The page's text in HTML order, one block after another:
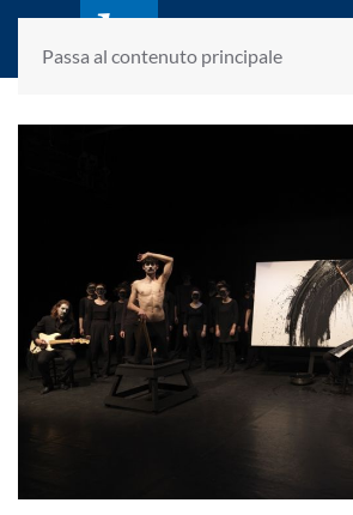
Passa al contenuto principale
fondato da Romano